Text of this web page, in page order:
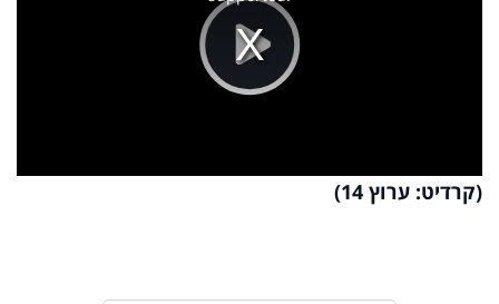
Play
Video
(קרדיט: ערוץ 14)